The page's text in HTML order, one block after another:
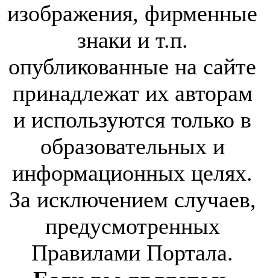
изображения, фирменные
знаки и т.п.
опубликованные на сайте
принадлежат их авторам
и используются только в
образовательных и
информационных целях.
За исключением случаев,
предусмотренных
Правилами Портала.